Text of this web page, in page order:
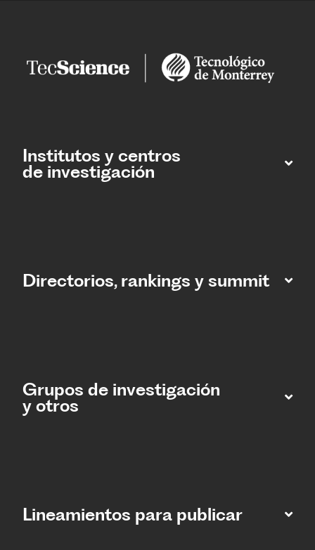
Institutos y centros
de investigación
Directorios, rankings y summit
Grupos de investigación
y otros
Lineamientos para publicar